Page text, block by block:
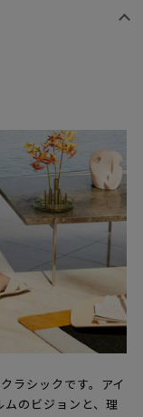
ラシックです。アイ
ムのビジョンと、理